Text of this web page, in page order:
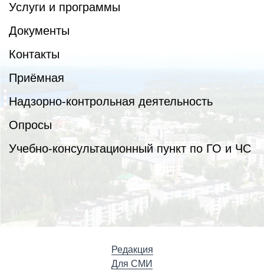
Услуги и программы
Документы
Контакты
Приёмная
Надзорно-контрольная деятельность
Опросы
Учебно-консультационный пункт по ГО и ЧС
Редакция
Для СМИ